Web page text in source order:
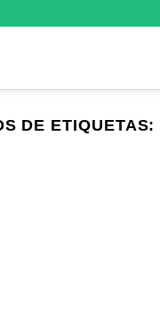
DE ETIQUETAS: